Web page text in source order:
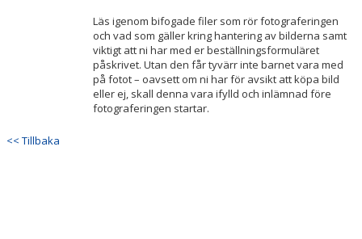
Läs igenom bifogade filer som rör fotograferingen
och vad som gäller kring hantering av bilderna samt
viktigt att ni har med er beställningsformuläret
påskrivet. Utan den får tyvärr inte barnet vara med
på fotot – oavsett om ni har för avsikt att köpa bild
eller ej, skall denna vara ifylld och inlämnad före
fotograferingen startar.
<< Tillbaka